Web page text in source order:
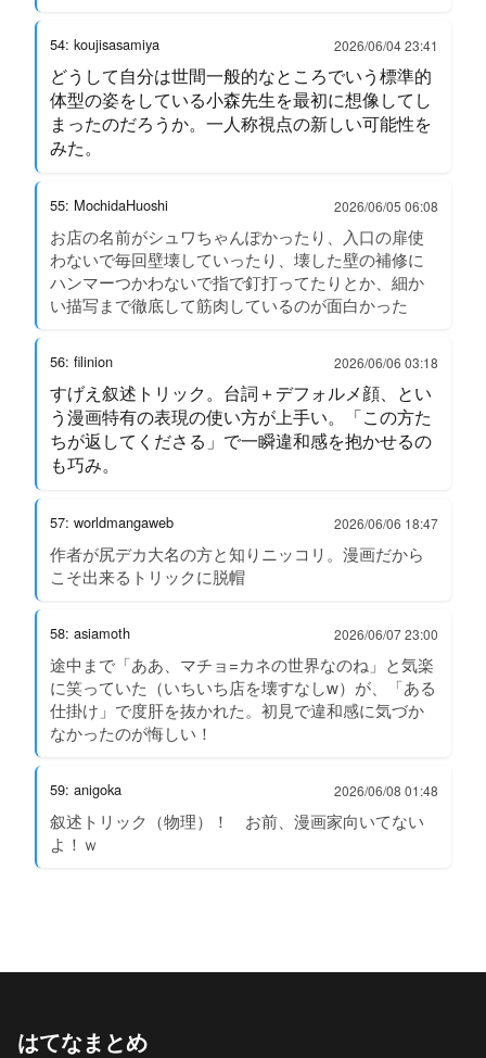
54: koujisasamiya 2026/06/04 23:41
どうして自分は世間一般的なところでいう標準的
体型の姿をしている小森先生を最初に想像してし
まったのだろうか。一人称視点の新しい可能性を
みた。
55: MochidaHuoshi 2026/06/05 06:08
お店の名前がシュワちゃんぽかったり、入口の扉使
わないで毎回壁壊していったり、壊した壁の補修に
ハンマーつかわないで指で釘打ってたりとか、細か
い描写まで徹底して筋肉しているのが面白かった
56: filinion 2026/06/06 03:18
すげえ叙述トリック。台詞＋デフォルメ顔、とい
う漫画特有の表現の使い方が上手い。「この方た
ちが返してくださる」で一瞬違和感を抱かせるの
も巧み。
57: worldmangaweb 2026/06/06 18:47
作者が尻デカ大名の方と知りニッコリ。漫画だから
こそ出来るトリックに脱帽
58: asiamoth 2026/06/07 23:00
途中まで「ああ、マチョ=カネの世界なのね」と気楽
に笑っていた（いちいち店を壊すなしw）が、「ある
仕掛け」で度肝を抜かれた。初見で違和感に気づか
なかったのが悔しい！
59: anigoka 2026/06/08 01:48
叙述トリック（物理）！ お前、漫画家向いてない
よ！ｗ
はてなまとめ